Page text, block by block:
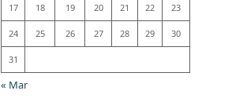
17 18 19 20 21 22 23
24 25 26 27 28 29 30
31
« Mar